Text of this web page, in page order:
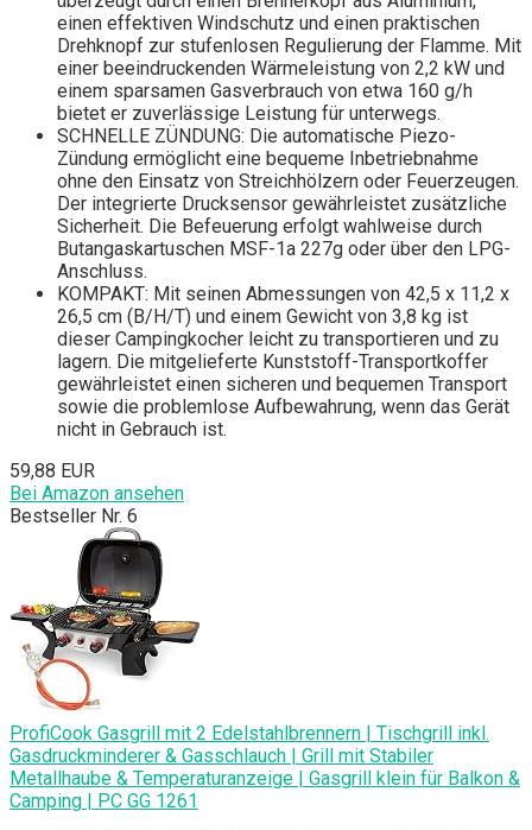
einen effektiven Windschutz und einen praktischen
Drehknopf zur stufenlosen Regulierung der Flamme. Mit
einer beeindruckenden Wärmeleistung von 2,2 kW und
einem sparsamen Gasverbrauch von etwa 160 g/h
bietet er zuverlässige Leistung für unterwegs.
SCHNELLE ZÜNDUNG: Die automatische Piezo-
Zündung ermöglicht eine bequeme Inbetriebnahme
ohne den Einsatz von Streichhölzern oder Feuerzeugen.
Der integrierte Drucksensor gewährleistet zusätzliche
Sicherheit. Die Befeuerung erfolgt wahlweise durch
Butangaskartuschen MSF-1a 227g oder über den LPG-
Anschluss.
KOMPAKT: Mit seinen Abmessungen von 42,5 x 11,2 x
26,5 cm (B/H/T) und einem Gewicht von 3,8 kg ist
dieser Campingkocher leicht zu transportieren und zu
lagern. Die mitgelieferte Kunststoff-Transportkoffer
gewährleistet einen sicheren und bequemen Transport
sowie die problemlose Aufbewahrung, wenn das Gerät
nicht in Gebrauch ist.
59,88 EUR
Bei Amazon ansehen
Bestseller Nr. 6
ProfiCook Gasgrill mit 2 Edelstahlbrennern | Tischgrill inkl.
Gasdruckminderer & Gasschlauch | Grill mit Stabiler
Metallhaube & Temperaturanzeige | Gasgrill klein für Balkon &
Camping | PC GG 1261